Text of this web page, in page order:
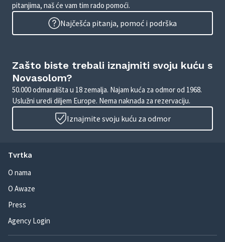
pitanjima, naš će vam tim rado pomoći.
Najčešća pitanja, pomoć i podrška
Zašto biste trebali iznajmiti svoju kuću s
Novasolom?
50.000 odmarališta u 18 zemalja. Najam kuća za odmor od 1968.
Uslužni uredi diljem Europe. Nema naknada za rezervaciju.
Iznajmite svoju kuću za odmor
Tvrtka
O nama
O Awaze
Press
Agency Login